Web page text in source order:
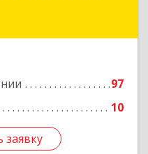
97
10
Комсомольск-на-